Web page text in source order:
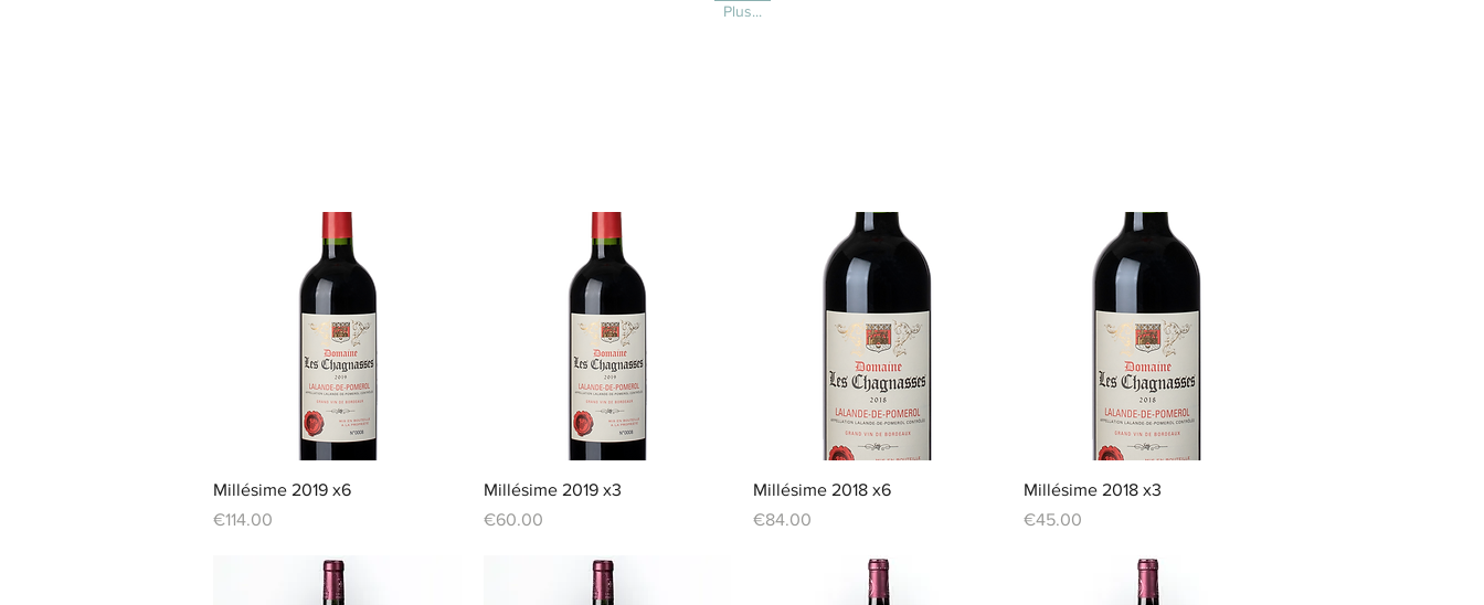
Plus...
クイックビュー
Millésime 2019 x6
価格
€114.00
クイックビュー
Millésime 2019 x3
価格
€60.00
クイックビュー
Millésime 2018 x6
価格
€84.00
クイックビュー
Millésime 2018 x3
価格
€45.00